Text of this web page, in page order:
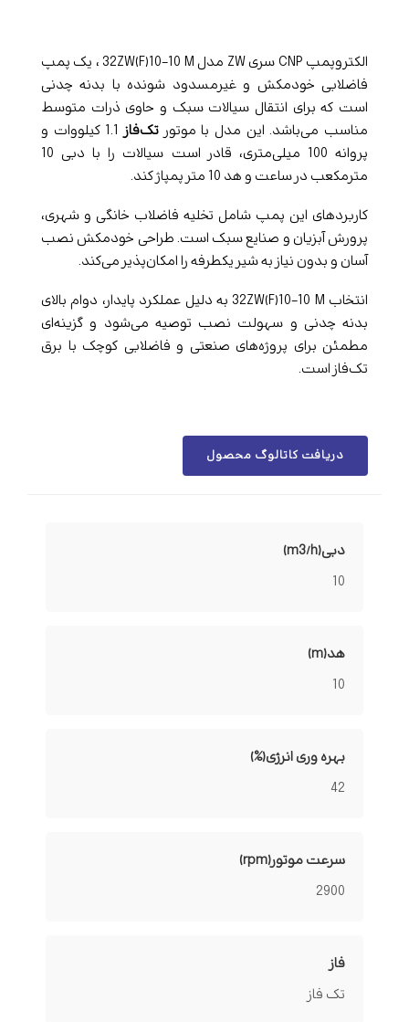
الکتروپمپ CNP سری ZW مدل 32ZW(F)10-10 M ، یک پمپ
فاضلابی خودمکش و غیرمسدود شونده با بدنه چدنی
است که برای انتقال سیالات سبک و حاوی ذرات متوسط
مناسب می‌باشد. این مدل با موتورتک‌فاز
1.1 کیلووات و
پروانه 100 میلی‌متری، قادر است سیالات را با دبی 10
مترمکعب در ساعت و هد 10 متر پمپاژ کند.
کاربردهای این پمپ شامل تخلیه فاضلاب خانگی و شهری،
پرورش آبزیان و صنایع سبک است. طراحی خودمکش نصب
آسان و بدون نیاز به شیر یکطرفه را امکان‌پذیر می‌کند.
انتخاب 32ZW(F)10-10 M به دلیل عملکرد پایدار، دوام بالای
بدنه چدنی و سهولت نصب توصیه می‌شود و گزینه‌ای
مطمئن برای پروژه‌های صنعتی و فاضلابی کوچک با برق
تک‌فاز است.
دریافت کاتالوگ محصول
دبی(m3/h)
10
هد(m)
10
بهره وری انرژی(%)
42
سرعت موتور(rpm)
2900
فاز
تک فاز